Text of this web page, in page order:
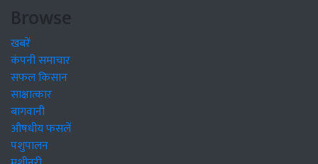
Browse
खबरें
कंपनी समाचार
सफल किसान
साक्षात्कार
बागवानी
औषधीय फसलें
पशुपालन